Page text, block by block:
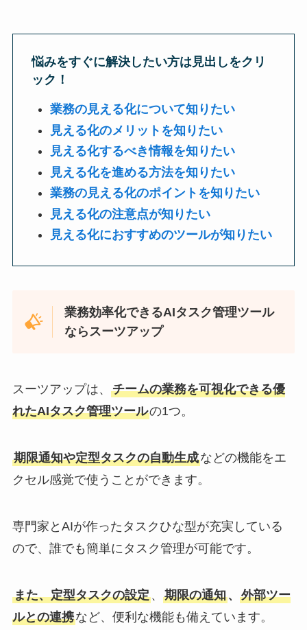
悩みをすぐに解決したい方は見出しをクリ
ック！
業務の見える化について知りたい
見える化のメリットを知りたい
見える化するべき情報を知りたい
見える化を進める方法を知りたい
業務の見える化のポイントを知りたい
見える化の注意点が知りたい
見える化におすすめのツールが知りたい
業務効率化できるAIタスク管理ツール
ならスーツアップ
スーツアップは、 チームの業務を可視化できる優
れたAIタスク管理ツールの1つ。
期限通知や定型タスクの自動生成などの機能をエ
クセル感覚で使うことができます。
専門家とAIが作ったタスクひな型が充実している
ので、誰でも簡単にタスク管理が可能です。
また、定型タスクの設定、 期限の通知、 外部ツー
ルとの連携など、便利な機能も備えています。